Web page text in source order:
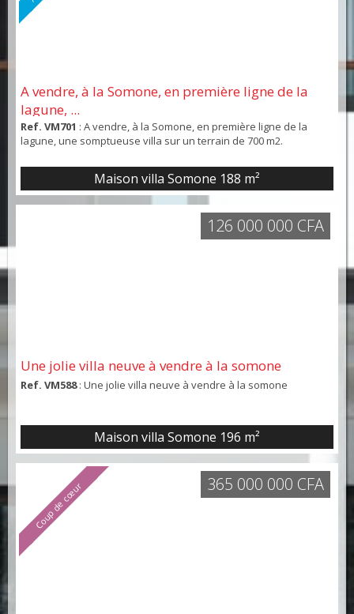
A vendre, à la Somone, en première ligne de la
lagune, ...
Ref. VM701 : A vendre, à la Somone, en première ligne de la
lagune, une somptueuse villa sur un terrain de 700 m2.
Maison villa Somone 188 m²
Une jolie villa neuve à vendre à la somone
Ref. VM588: Une jolie villa neuve à vendre à la somone
Maison villa Somone 196 m²
126 000 000 CFA
Coup de cœur 365 000 000 CFA